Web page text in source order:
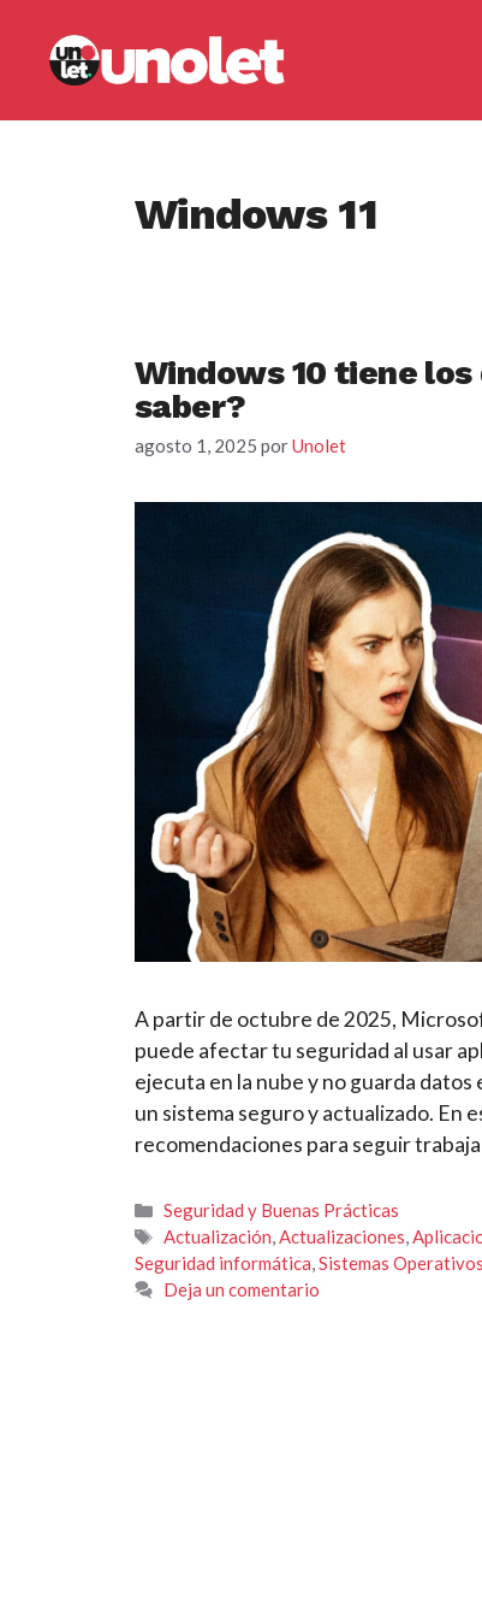
contenido
Windows 11
Windows 10 tiene
saber?
agosto 1, 2025 porUnolet
A partir de octubre de 2025,
puede afectar tu seguridad al usar
ejecuta en la nube y no guarda
un sistema seguro y actualizado. En
recomendaciones para seguir
Categorías
Seguridad y Buenas Prácticas
Etiquetas
Actualización,Actualizaciones,
Seguridad informática,Sistemas Operativos
Deja un comentario